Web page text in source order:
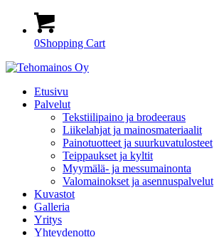
0Shopping Cart
Etusivu
Palvelut
Tekstiilipaino ja brodeeraus
Liikelahjat ja mainosmateriaalit
Painotuotteet ja suurkuvatulosteet
Teippaukset ja kyltit
Myymälä- ja messumainonta
Valomainokset ja asennuspalvelut
Kuvastot
Galleria
Yritys
Yhteydenotto